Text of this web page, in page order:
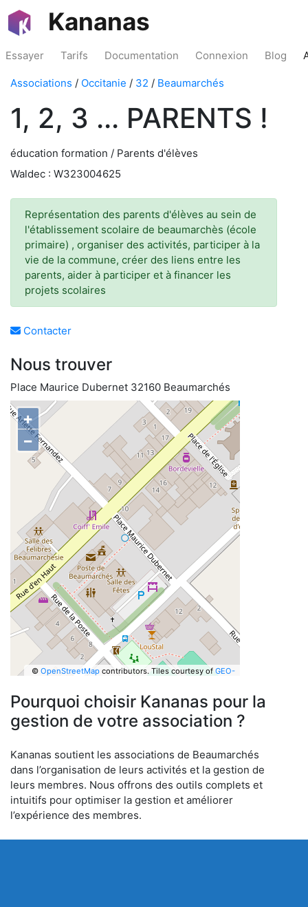
Kananas
Essayer Tarifs Documentation Connexion Blog
Associations / Occitanie / 32 / Beaumarchés
1, 2, 3 ... PARENTS !
éducation formation / Parents d'élèves
Waldec : W323004625
Représentation des parents d'élèves au sein de
l'établissement scolaire de beaumarchès (école
primaire) , organiser des activités, participer à la
vie de la commune, créer des liens entre les
parents, aider à participer et à financer les
projets scolaires
Contacter
Nous trouver
Place Maurice Dubernet 32160 Beaumarchés
+
−
© OpenStreetMapcontributors. Tiles courtesy ofGEO-
Pourquoi choisir Kananas pour la
gestion de votre association ?
Kananas soutient les associations de Beaumarchés
dans l’organisation de leurs activités et la gestion de
leurs membres. Nous offrons des outils complets et
intuitifs pour optimiser la gestion et améliorer
l’expérience des membres.